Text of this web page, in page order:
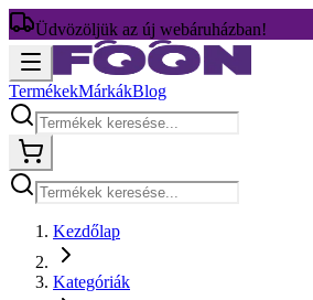
Üdvözöljük az új webáruházban!
TermékekMárkákBlog
Kezdőlap
Kategóriák